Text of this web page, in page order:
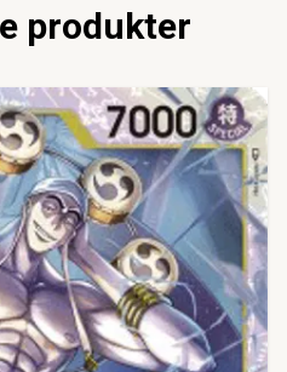
produkter